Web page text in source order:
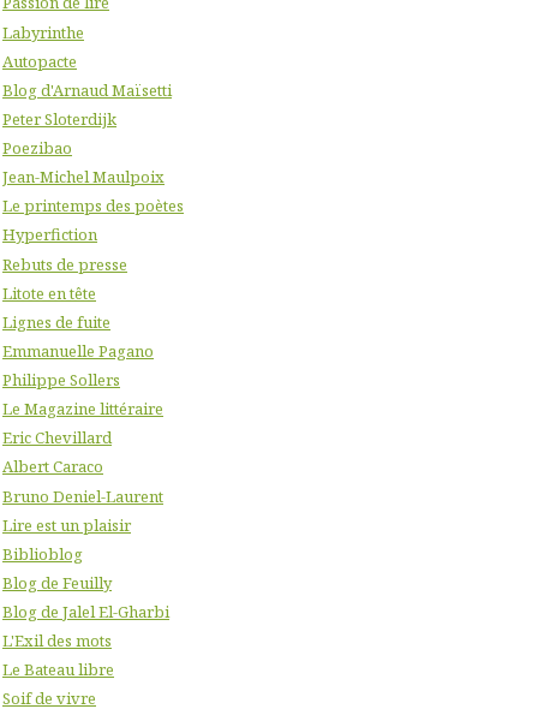
Labyrinthe
Autopacte
Blog d'Arnaud Maïsetti
Peter Sloterdijk
Poezibao
Jean-Michel Maulpoix
Le printemps des poètes
Hyperfiction
Rebuts de presse
Litote en tête
Lignes de fuite
Emmanuelle Pagano
Philippe Sollers
Le Magazine littéraire
Eric Chevillard
Albert Caraco
Bruno Deniel-Laurent
Lire est un plaisir
Biblioblog
Blog de Feuilly
Blog de Jalel El-Gharbi
L'Exil des mots
Le Bateau libre
Soif de vivre